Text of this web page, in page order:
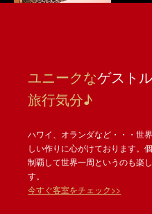
ユニークなゲスト
旅行気分♪
ハワイ、オランダなど・・・世
しい作りに心がけております。
制覇して世界一周というのも楽
す。
今すぐ客室をチェック>>